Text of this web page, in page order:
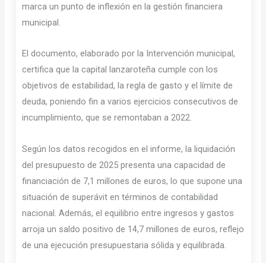
marca un punto de inflexión en la gestión financiera
municipal.
El documento, elaborado por la Intervención municipal,
certifica que la capital lanzaroteña cumple con los
objetivos de estabilidad, la regla de gasto y el límite de
deuda, poniendo fin a varios ejercicios consecutivos de
incumplimiento, que se remontaban a 2022.
Según los datos recogidos en el informe, la liquidación
del presupuesto de 2025 presenta una capacidad de
financiación de 7,1 millones de euros, lo que supone una
situación de superávit en términos de contabilidad
nacional. Además, el equilibrio entre ingresos y gastos
arroja un saldo positivo de 14,7 millones de euros, reflejo
de una ejecución presupuestaria sólida y equilibrada.